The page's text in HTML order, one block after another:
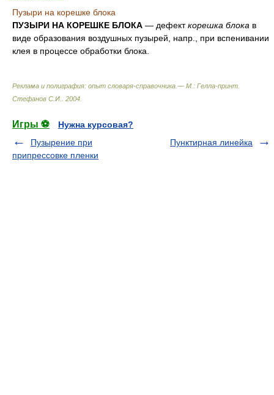
Пузыри на корешке блока
ПУЗЫРИ НА КОРЕШКЕ БЛОКА — дефекткорешка блока в
виде образования воздушных пузырей, напр., при вспенивании
клея в процессе обработки блока.
Реклама и полиграфия: опыт словаря-справочника.— М.: Гелла-принт
Стефанов С.И.
2004
Игры ⚽
Нужна курсовая?
Пузырение при
припрессовке пленки
Пунктирная линейка